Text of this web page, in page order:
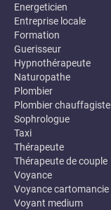
Energeticien
Entreprise locale
Formation
Guerisseur
Hypnothérapeute
Naturopathe
Plombier
Plombier chauffagiste
Sophrologue
Taxi
Thérapeute
Thérapeute de couple
Voyance
Voyance cartomancie
Voyant medium